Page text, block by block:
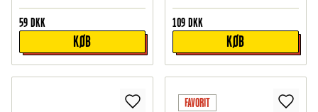
59 DKK
KØB
109 DKK
KØB
FAVORIT